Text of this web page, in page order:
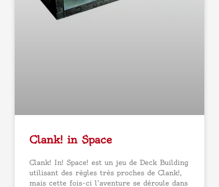
Clank! in Space
Clank! In! Space! est un jeu de Deck Building
utilisant des règles très proches de Clank!,
mais cette fois-ci l’aventure se déroule dans